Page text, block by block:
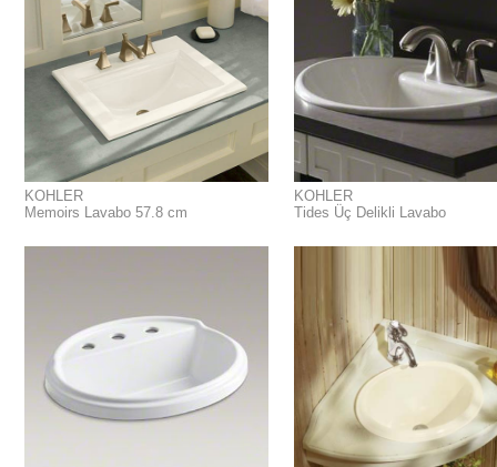
KOHLER
Memoirs Lavabo 57.8 cm
KOHLER
Tides Üç Delikli Lavabo